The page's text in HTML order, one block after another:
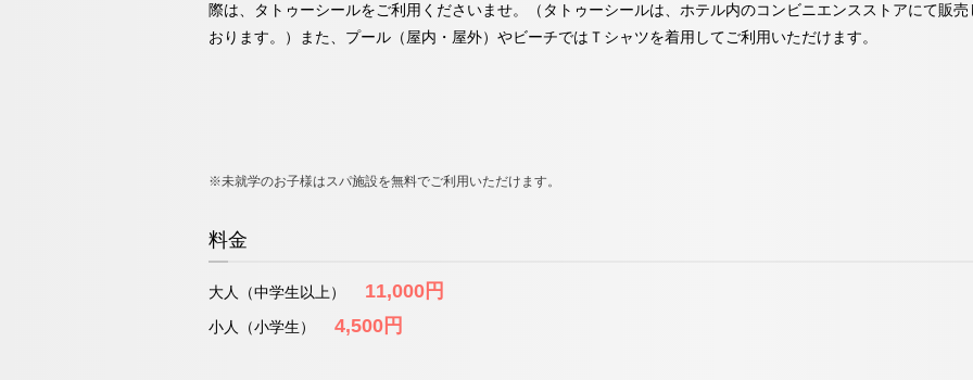
際は、タトゥーシールをご利用くださいませ。（タトゥーシールは、ホテル内のコンビニエンスストアにて販売
おります。）また、プール（屋内・屋外）やビーチではＴシャツを着用してご利用いただけます。
※未就学のお子様はスパ施設を無料でご利用いただけます。
料金
大人（中学生以上） 11,000円
小人（小学生） 4,500円